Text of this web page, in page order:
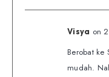
Visya on
Berobat ke
mudah.